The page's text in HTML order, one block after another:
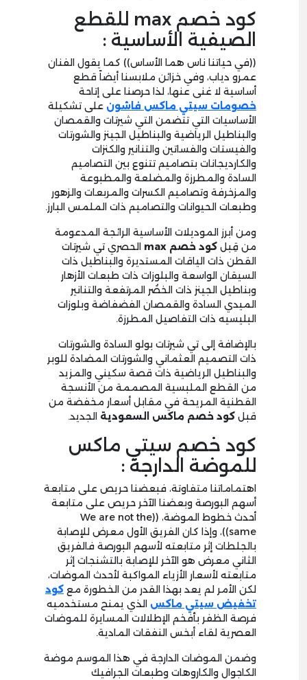
كود خصم max للقطع
الصيفية الأساسية :
((في حياتنا ناس هما الأساس)) كما يقول الفنان
عمرو دياب، وفي خزائن ملابسنا أيضاً قطع
أساسية لا غنى عنها، لذا حرصنا على إتاحة
خصومات سيتي ماكس فاشون على تشكيلة
الأساسيات التي تتضمن التي شيرتات والقمصان
والبناطيل الرياضية والبناطيل الجينز والشورتات
والفيستات والفساتين والتنانير والكنزات
والكارديجانات بتصاميم تتنوع بين التصاميم
السادة والمطرزة والمضلعة والمطبوعة
والمزخرفة وتصاميم الكسرات والمربعات والزهور
وطبعات الحيوانات والتصاميم ذات الملمس البارز.
ومن أبرز الموديلات الأساسية الرائجة المدعومة
من قِبل كود خصم max الحصري تي شيرتات
القطن ذات الياقات المستديرة والبناطيل ذات
السيقان الواسعة والبلوزات ذات طبعات الأزهار
وبناطيل الجينز ذات الخصُر المرتفعة والتنانير
الميدي السادة والقمصان الفضفاضة وبلوزات
البليسيه ذات التفاصيل المطرزة.
بالإضافة إلى تي شيرتات بولو السادة والشورتات
ذات التصميم العثماني والشورتات المضادة للوبر
والبناطيل الرياضية ذات قصة سكيني والمزيد
من القطع الملبسية المصممة من الأنسجة
القطنية المريحة في مقابل أسعار مخفضة من
قبل كود خصم ماكس السعودية الجديد.
كود خصم سيتي ماكس
للموضة الدارجة :
اهتماماتنا متفاوتة، فبعضنا حريص على متابعة
أسهم البورصة وبعضنا الآخر حريص على متابعة
أحدث خطوط الموضة، ((We are not the
same))، وإذا كان الفريق الأول معرض للإصابة
بالجلطات إثر متابعته لأسهم البورصة فالفريق
الثاني معرض هو الآخر للإصابة بالتشنجات إثر
متابعته لأسعار الأزياء المواكبة لأحدث الموضات،
لكن الأمر لم يعد بهذا القدر من الخطورة مع كود
تخفيض سيتي ماكس الذي يمنح مستخدميه
فرصة الظفر بأفخم الإطلالات المسايرة للموضات
العصرية لقاء أبخس النفقات المادية.
وضمن الموضات الدارجة في هذا الموسم موضة
الكاجوال والكاروهات وطبعات الجرافيك